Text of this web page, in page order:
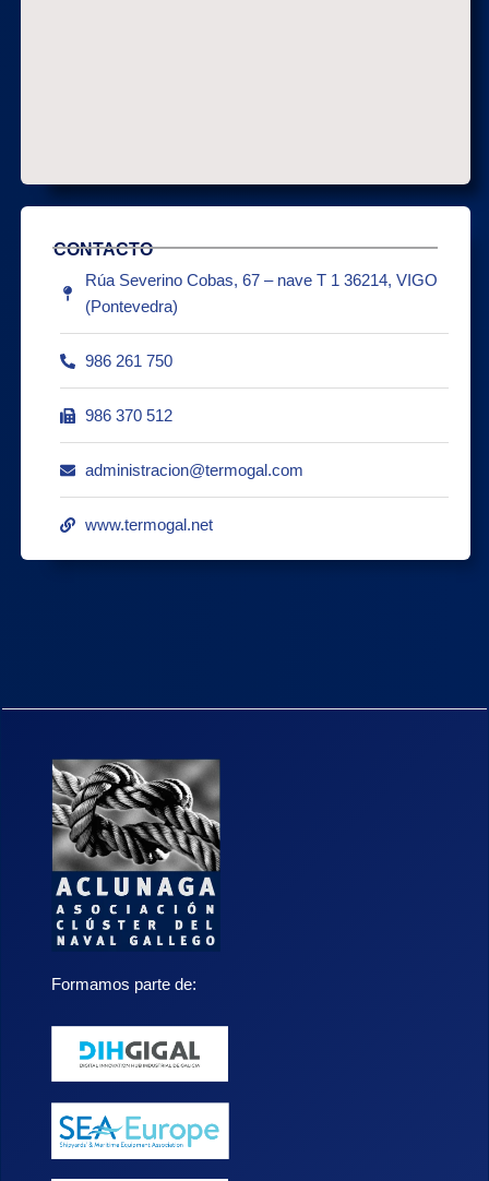
CONTACTO
Rúa Severino Cobas, 67 – nave T 1 36214, VIGO
(Pontevedra)
986 261 750
986 370 512
administracion@termogal.com
www.termogal.net
Formamos parte de: